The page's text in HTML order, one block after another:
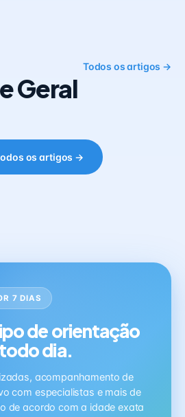
Geral
Todos os artigos →
os artigos →
7 DIAS
de orientação
dia.
acompanhamento de
com especialistas e mais de
de acordo com a idade exata